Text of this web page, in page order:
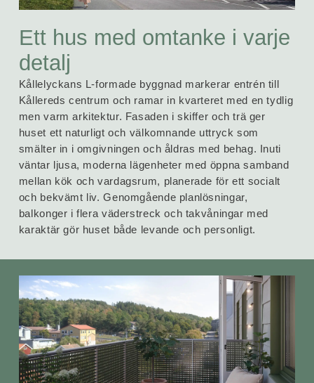
Ett hus med omtanke i varje
detalj
Kållelyckans L-formade byggnad markerar entrén till
Kållereds centrum och ramar in kvarteret med en tydlig
men varm arkitektur. Fasaden i skiffer och trä ger
huset ett naturligt och välkomnande uttryck som
smälter in i om­giv­ningen och åldras med behag. Inuti
väntar ljusa, moderna lägenheter med öppna sam­band
mellan kök och vardagsrum, planerade för ett socialt
och bekvämt liv. Genomgående plan­lösningar,
balkonger i flera väderstreck och takvåningar med
karaktär gör huset både levande och personligt.